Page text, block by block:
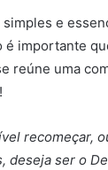
e
é importante
reúne uma
recomeçar,
ser o